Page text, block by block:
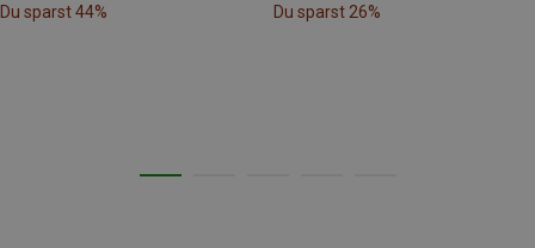
Du sparst 44% Du sparst 26%